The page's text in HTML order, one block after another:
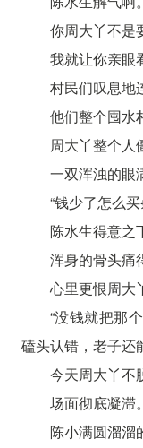
你周大丫不是
我就让你亲眼
村民们叹息地
他们整个囤水
周大丫整个人
一双浑浊的眼
“钱少了怎么
陈水生得意之
浑身的骨头痛
心里更恨周大
“没钱就把那
磕头认错，老子还
今天周大丫不
场面彻底凝滞。
陈小满圆溜溜